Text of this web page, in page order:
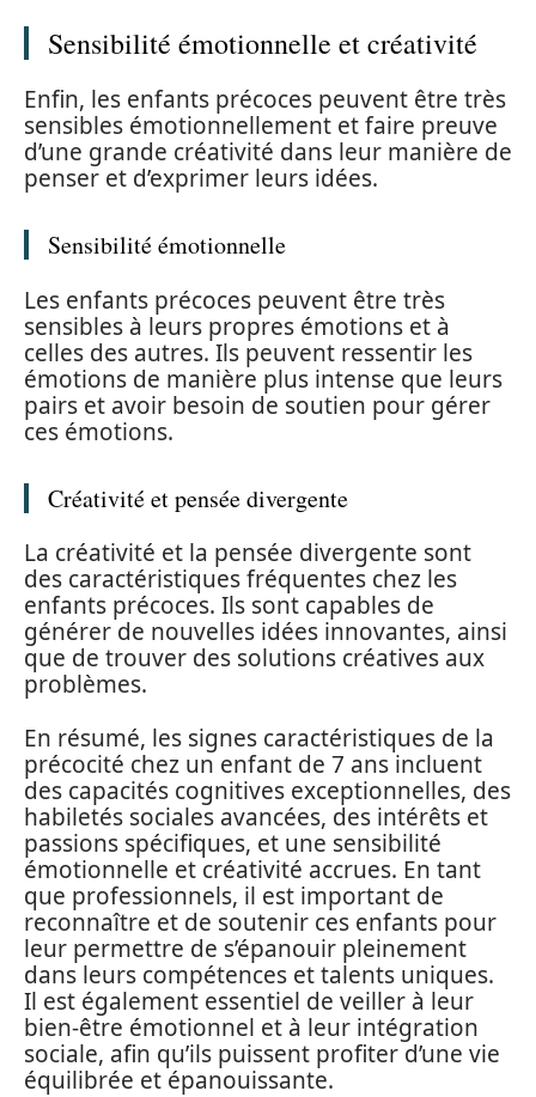
Sensibilité émotionnelle et créativité
Enfin, les enfants précoces peuvent être très
sensibles émotionnellement et faire preuve
d’une grande créativité dans leur manière de
penser et d’exprimer leurs idées.
Sensibilité émotionnelle
Les enfants précoces peuvent être très
sensibles à leurs propres émotions et à
celles des autres. Ils peuvent ressentir les
émotions de manière plus intense que leurs
pairs et avoir besoin de soutien pour gérer
ces émotions.
Créativité et pensée divergente
La créativité et la pensée divergente sont
des caractéristiques fréquentes chez les
enfants précoces. Ils sont capables de
générer de nouvelles idées innovantes, ainsi
que de trouver des solutions créatives aux
problèmes.
En résumé, les signes caractéristiques de la
précocité chez un enfant de 7 ans incluent
des capacités cognitives exceptionnelles, des
habiletés sociales avancées, des intérêts et
passions spécifiques, et une sensibilité
émotionnelle et créativité accrues. En tant
que professionnels, il est important de
reconnaître et de soutenir ces enfants pour
leur permettre de s’épanouir pleinement
dans leurs compétences et talents uniques.
Il est également essentiel de veiller à leur
bien-être émotionnel et à leur intégration
sociale, afin qu’ils puissent profiter d’une vie
équilibrée et épanouissante.